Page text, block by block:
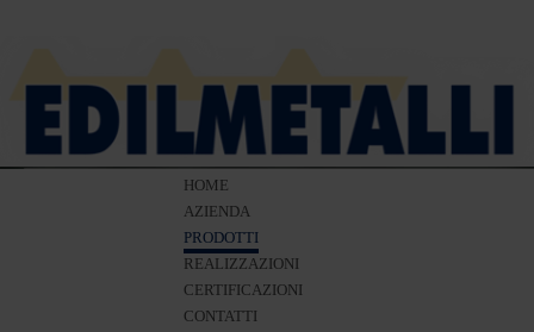
HOME
AZIENDA
PRODOTTI
REALIZZAZIONI
CERTIFICAZIONI
CONTATTI